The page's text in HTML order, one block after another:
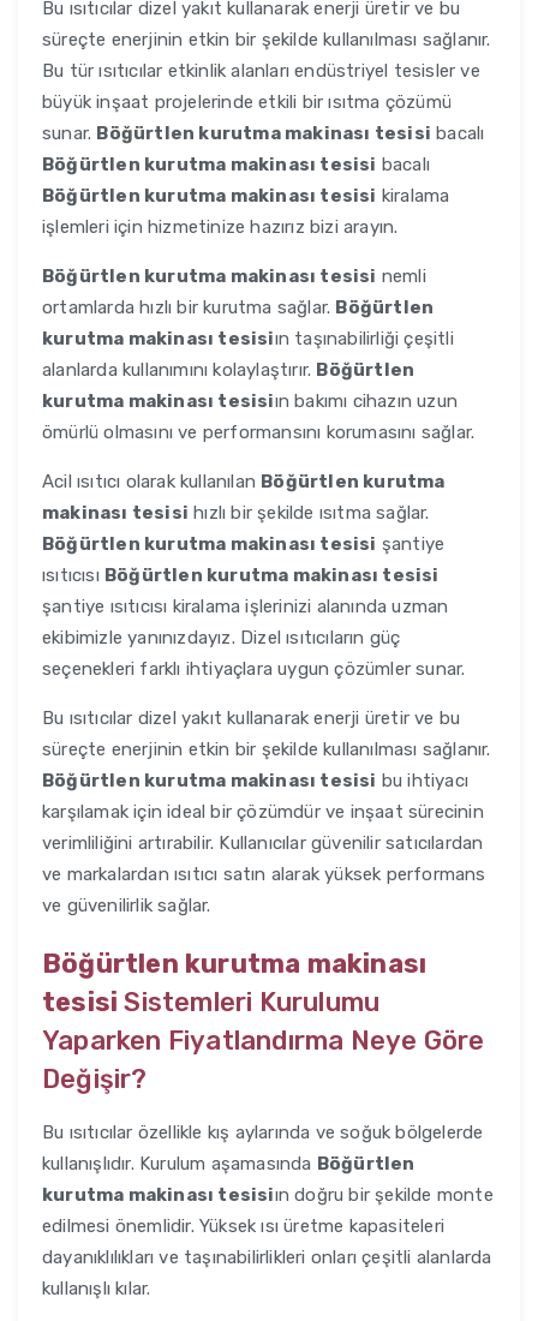
Bu ısıtıcılar dizel yakıt kullanarak enerji üretir ve bu
süreçte enerjinin etkin bir şekilde kullanılması sağlanır.
Bu tür ısıtıcılar etkinlik alanları endüstriyel tesisler ve
büyük inşaat projelerinde etkili bir ısıtma çözümü
sunar. Böğürtlen kurutma makinası tesisi bacalı
Böğürtlen kurutma makinası tesisi bacalı
Böğürtlen kurutma makinası tesisi kiralama
işlemleri için hizmetinize hazırız bizi arayın.
Böğürtlen kurutma makinası tesisi nemli
ortamlarda hızlı bir kurutma sağlar. Böğürtlen
kurutma makinası tesisiın taşınabilirliği çeşitli
alanlarda kullanımını kolaylaştırır. Böğürtlen
kurutma makinası tesisiın bakımı cihazın uzun
ömürlü olmasını ve performansını korumasını sağlar.
Acil ısıtıcı olarak kullanılan Böğürtlen kurutma
makinası tesisi hızlı bir şekilde ısıtma sağlar.
Böğürtlen kurutma makinası tesisi şantiye
ısıtıcısı Böğürtlen kurutma makinası tesisi
şantiye ısıtıcısı kiralama işlerinizi alanında uzman
ekibimizle yanınızdayız. Dizel ısıtıcıların güç
seçenekleri farklı ihtiyaçlara uygun çözümler sunar.
Bu ısıtıcılar dizel yakıt kullanarak enerji üretir ve bu
süreçte enerjinin etkin bir şekilde kullanılması sağlanır.
Böğürtlen kurutma makinası tesisi bu ihtiyacı
karşılamak için ideal bir çözümdür ve inşaat sürecinin
verimliliğini artırabilir. Kullanıcılar güvenilir satıcılardan
ve markalardan ısıtıcı satın alarak yüksek performans
ve güvenilirlik sağlar.
Böğürtlen kurutma makinası
tesisi Sistemleri Kurulumu
Yaparken Fiyatlandırma Neye Göre
Değişir?
Bu ısıtıcılar özellikle kış aylarında ve soğuk bölgelerde
kullanışlıdır. Kurulum aşamasında Böğürtlen
kurutma makinası tesisiın doğru bir şekilde monte
edilmesi önemlidir. Yüksek ısı üretme kapasiteleri
dayanıklılıkları ve taşınabilirlikleri onları çeşitli alanlarda
kullanışlı kılar.